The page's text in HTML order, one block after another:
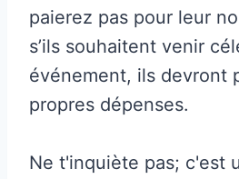
paierez pas pour leur
s’ils souhaitent venir
événement, ils devront
propres dépenses.
Ne t'inquiète pas; c'est